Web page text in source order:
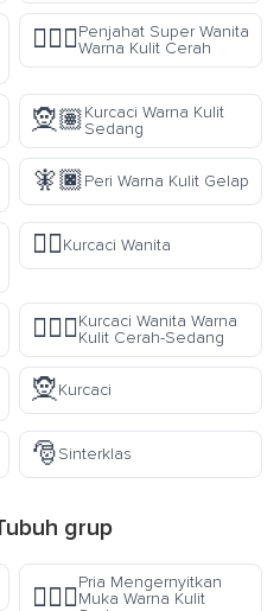
🦹🏻‍♀️Penjahat Super Wanita
Warna Kulit Cerah
🧝🏽Kurcaci Warna Kulit
Sedang
🧚🏿Peri Warna Kulit Gelap
🧝‍♀️Kurcaci Wanita
🧝🏼‍♀️Kurcaci Wanita Warna
Kulit Cerah-Sedang
🧝Kurcaci
🎅Sinterklas
grup
🙍🏽‍♂️
Pria Mengernyitkan
Muka Warna Kulit